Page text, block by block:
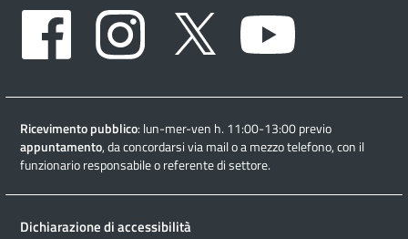
Facebook
Instagram Twitter
Ricevimento pubblico: lun-mer-ven h. 11:00-13:00 previo
appuntamento, da concordarsi via mail o a mezzo telefono, con il
funzionario responsabile o referente di settore.
Dichiarazione di accessibilità